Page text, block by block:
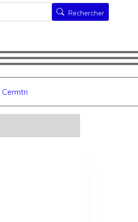
Rechercher